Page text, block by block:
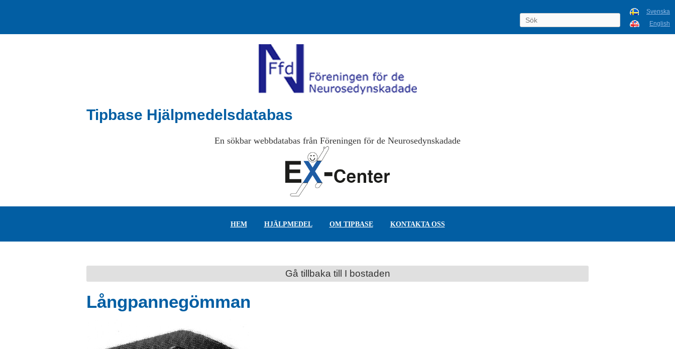
Svenska
English
Tipbase Hjälpmedelsdatabas
En sökbar webbdatabas från Föreningen för de Neurosedynskadade
HEM HJÄLPMEDEL OM TIPBASE KONTAKTA OSS
Gå tillbaka till I bostaden
Långpannegömman